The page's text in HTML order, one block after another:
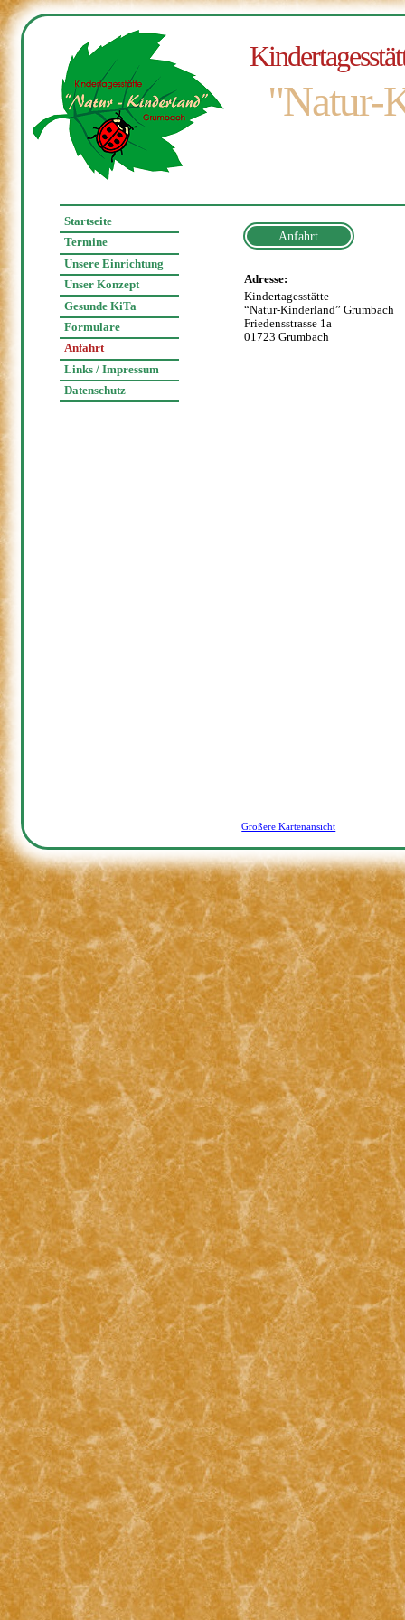
"Natur-
Startseite
Termine
Unsere Einrichtung
Unser Konzept
Gesunde KiTa
Formulare
Anfahrt
Links / Impressum
Datenschutz
Anfahrt
Adresse:
Kindertagesstätte
“Natur-Kinderland” Grumbach
Friedensstrasse 1a
01723 Grumbach
Größere Kartenansicht